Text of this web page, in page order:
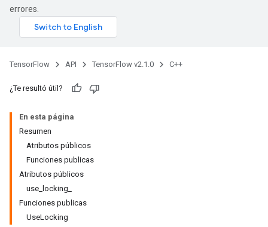
errores.
TensorFlow API TensorFlow v2.1.0 C++
¿Te resultó útil?
En esta página
Resumen
Atributos públicos
Funciones publicas
Atributos públicos
use_locking_
Funciones publicas
UseLocking